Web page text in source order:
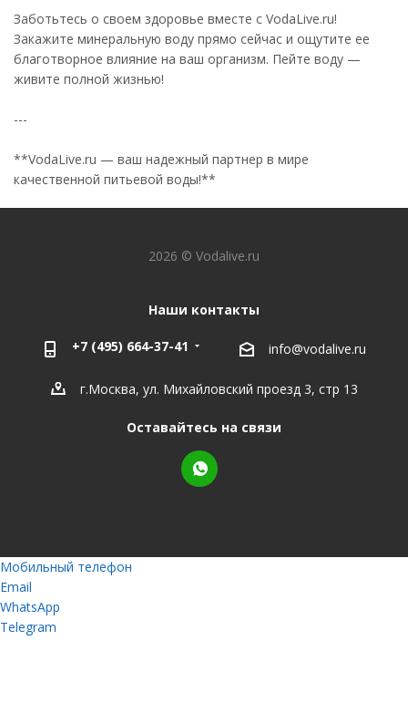
Заботьтесь о своем здоровье вместе с VodaLive.ru!
Закажите минеральную воду прямо сейчас и ощутите ее
благотворное влияние на ваш организм. Пейте воду —
живите полной жизнью!
---
**VodaLive.ru — ваш надежный партнер в мире
качественной питьевой воды!**
2026 © Vodalive.ru
Наши контакты
+7 (495) 664-37-41 info@vodalive.ru
г.Москва, ул. Михайловский проезд 3, стр 13
Оставайтесь на связи
Мобильный телефон
Email
WhatsApp
Telegram